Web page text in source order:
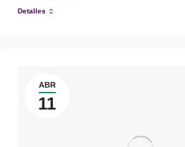
Detalles
ABR
11